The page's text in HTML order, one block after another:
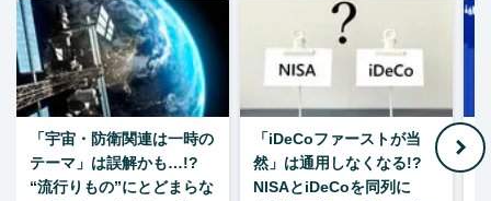
「宇宙・防衛関連は一時の
テーマ」は誤解かも…!?
“流行りもの”にとどまらな
「iDeCoファーストが当
然」は通用しなくなる!?
NISAとiDeCoを同列に